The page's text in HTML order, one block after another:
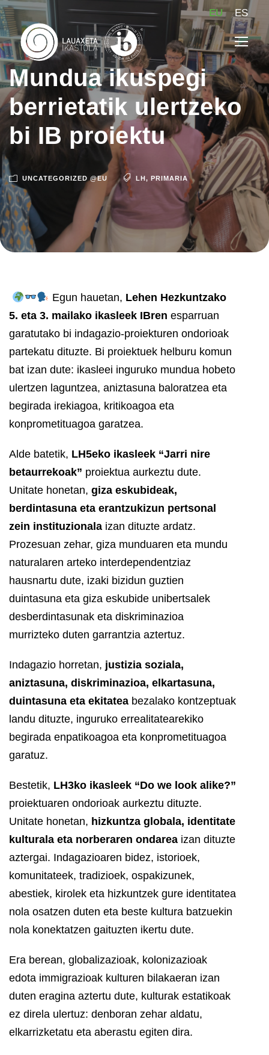
EU ES
Mundua ikuspegi
berrietatik ulertzeko
bi IB proiektu
UNCATEGORIZED @EU LH, PRIMARIA
Egun hauetan, Lehen Hezkuntzako
5. eta 3. mailako ikasleek IBren esparruan
garatutako bi indagazio-proiekturen ondorioak
partekatu dituzte. Bi proiektuek helburu komun
bat izan dute: ikasleei inguruko mundua hobeto
ulertzen laguntzea, aniztasuna baloratzea eta
begirada irekiagoa, kritikoagoa eta
konprometituagoa garatzea.
Alde batetik, LH5eko ikasleek “Jarri nire
betaurrekoak” proiektua aurkeztu dute.
Unitate honetan, giza eskubideak,
berdintasuna eta erantzukizun pertsonal
zein instituzionala izan dituzte ardatz.
Prozesuan zehar, giza munduaren eta mundu
naturalaren arteko interdependentziaz
hausnartu dute, izaki bizidun guztien
duintasuna eta giza eskubide unibertsalek
desberdintasunak eta diskriminazioa
murrizteko duten garrantzia aztertuz.
Indagazio horretan, justizia soziala,
aniztasuna, diskriminazioa, elkartasuna,
duintasuna eta ekitatea bezalako kontzeptuak
landu dituzte, inguruko errealitatearekiko
begirada enpatikoagoa eta konprometituagoa
garatuz.
Bestetik, LH3ko ikasleek “Do we look alike?”
proiektuaren ondorioak aurkeztu dituzte.
Unitate honetan, hizkuntza globala, identitate
kulturala eta norberaren ondarea izan dituzte
aztergai. Indagazioaren bidez, istorioek,
komunitateek, tradizioek, ospakizunek,
abestiek, kirolek eta hizkuntzek gure identitatea
nola osatzen duten eta beste kultura batzuekin
nola konektatzen gaituzten ikertu dute.
Era berean, globalizazioak, kolonizazioak
edota immigrazioak kulturen bilakaeran izan
duten eragina aztertu dute, kulturak estatikoak
ez direla ulertuz: denboran zehar aldatu,
elkarrizketatu eta aberastu egiten dira.